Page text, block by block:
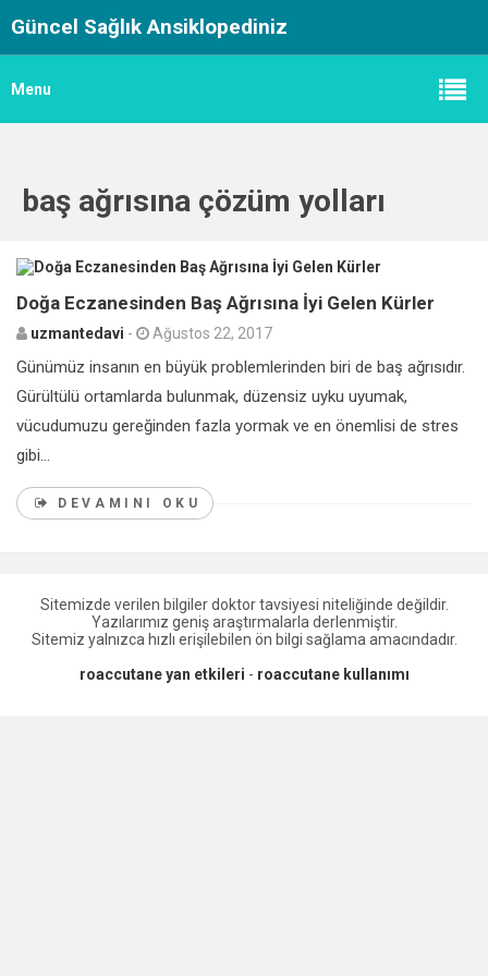
Güncel Sağlık Ansiklopediniz
Menu
baş ağrısına çözüm yolları
Doğa Eczanesinden Baş Ağrısına İyi Gelen Kürler
uzmantedavi - Ağustos 22, 2017
Günümüz insanın en büyük problemlerinden biri de baş ağrısıdır.
Gürültülü ortamlarda bulunmak, düzensiz uyku uyumak,
vücudumuzu gereğinden fazla yormak ve en önemlisi de stres
gibi...
DEVAMINI OKU
Sitemizde verilen bilgiler doktor tavsiyesi niteliğinde değildir.
Yazılarımız geniş araştırmalarla derlenmiştir.
Sitemiz yalnızca hızlı erişilebilen ön bilgi sağlama amacındadır.
roaccutane yan etkileri - roaccutane kullanımı